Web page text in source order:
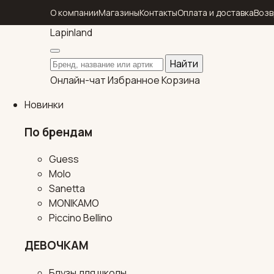
О компанииМагазиныКонтактыОплата и доставка
Lapinland
Поиск по каталогу
Найти
Онлайн-чатИзбранноеКорзина
Новинки
По брендам
Guess
Molo
Sanetta
MONIKAMO
Piccino Bellino
ДЕВОЧКАМ